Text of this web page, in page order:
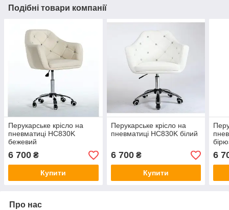
Подібні товари компанії
Перукарське крісло на
пневматиці HC830K
бежевий
6 700 ₴
Купити
Перукарське крісло на
пневматиці HC830K білий
6 700₴
Купити
6
Про нас